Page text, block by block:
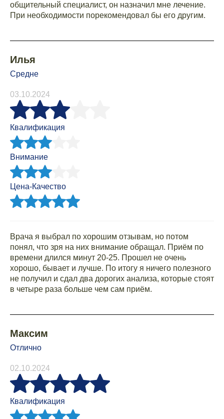
общительный специалист, он назначил мне лечение.
При необходимости порекомендовал бы его другим.
Илья
Средне
03.10.2024
Квалификация
Внимание
Цена-Качество
Врача я выбрал по хорошим отзывам, но потом
понял, что зря на них внимание обращал. Приём по
времени длился минут 20-25. Прошел не очень
хорошо, бывает и лучше. По итогу я ничего полезного
не получил и сдал два дорогих анализа, которые стоят
в четыре раза больше чем сам приём.
Максим
Отлично
02.10.2024
Квалификация